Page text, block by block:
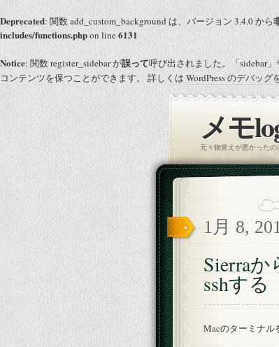
Deprecated: 関数 add_custom_background は、バージョン 3.4.0 から
includes/functions.phpon line6131
Notice: 関数 register_sidebar が誤って呼び出されました。「sidebar
コンテンツを保つことができます。 詳しくは WordPress のデバッグ
メモ
元々物覚えが悪かった
1月 8,
Sierra
sshする
Macのターミナル